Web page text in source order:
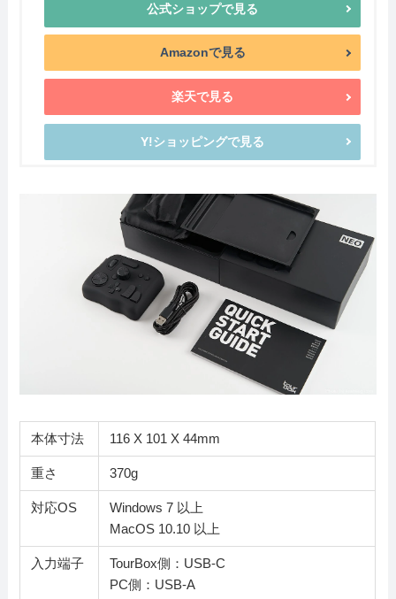
公式ショップで見る
Amazonで見る
楽天で見る
Y!ショッピングで見る
本体寸法 116 X 101 X 44mm
重さ 370g
対応OS
Windows 7 以上
MacOS 10.10 以上
入力端子
TourBox側：USB-C
PC側：USB-A